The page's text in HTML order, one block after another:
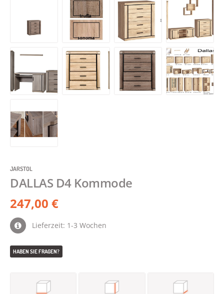
JARSTOL
DALLAS D4 Kommode
247,00 €
Lieferzeit: 1-3 Wochen
HABEN SIE FRAGEN?